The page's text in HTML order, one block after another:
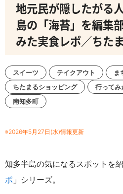
地元民が隠したがる
島の「海苔」を編集
みた実食レポ／ちた
スイーツ テイクアウト
ま
ちたまるショッピング
行ってみ
南知多町
※2026年5月27日(水)情報更新
知多半島の気になるスポットを
ポ 」シリーズ。